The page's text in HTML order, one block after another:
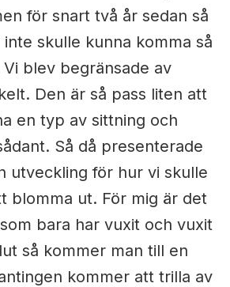
för snart två år sedan så
skulle kunna komma så
blev begränsade av
Den är så pass liten att
en typ av sittning och
Så då presenterade
utveckling för hur vi skulle
blomma ut. För mig är det
bara har vuxit och vuxit
så kommer man till en
kommer att trilla av